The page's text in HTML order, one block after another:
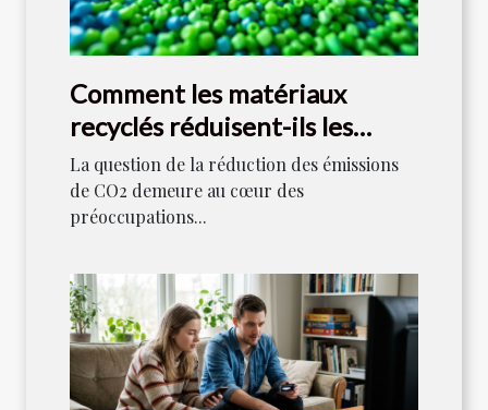
Comment les matériaux
recyclés réduisent-ils les
émissions de CO2 ?
La question de la réduction des émissions
de CO2 demeure au cœur des
préoccupations...